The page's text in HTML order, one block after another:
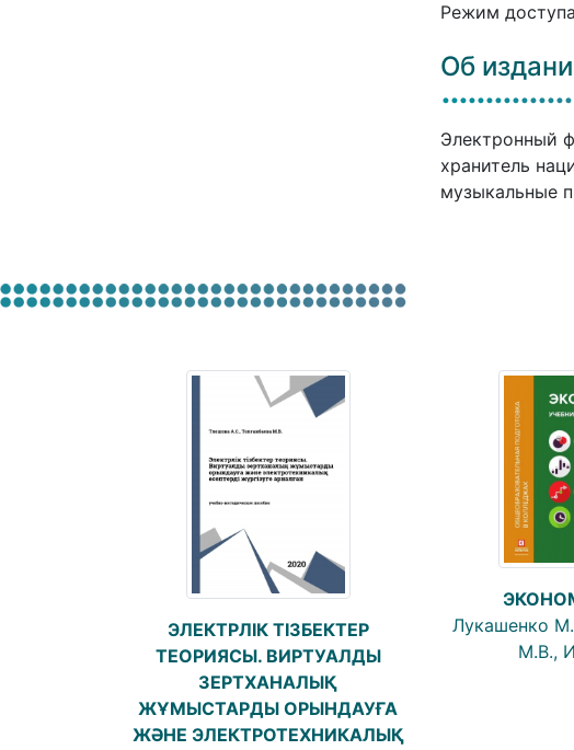
Режим
Об
Электронный
хранитель
музыкальные
ЭЛЕКТРЛІК ТІЗБЕКТЕР
ТЕОРИЯСЫ. ВИРТУАЛДЫ
ЗЕРТХАНАЛЫҚ
ЖҰМЫСТАРДЫ ОРЫНДАУҒА
ЖӘНЕ ЭЛЕКТРОТЕХНИКАЛЫҚ
Лукашенко
М.В.,